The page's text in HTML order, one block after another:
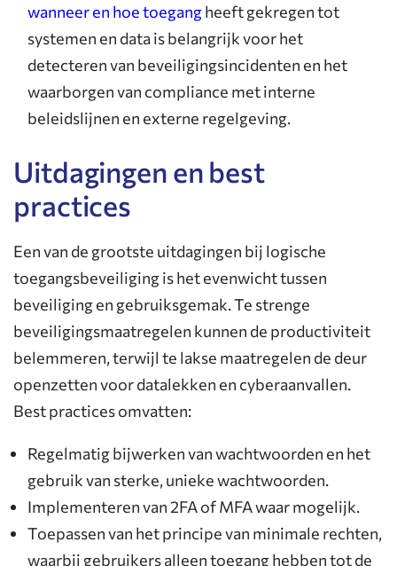
wanneer en hoe toegangheeft gekregen tot
systemen en data is belangrijk voor het
detecteren van beveiligingsincidenten en het
waarborgen van compliance met interne
beleidslijnen en externe regelgeving.
Uitdagingen en best
practices
Een van de grootste uitdagingen bij logische
toegangsbeveiliging is het evenwicht tussen
beveiliging en gebruiksgemak. Te strenge
beveiligingsmaatregelen kunnen de productiviteit
belemmeren, terwijl te lakse maatregelen de deur
openzetten voor datalekken en cyberaanvallen.
Best practices omvatten:
Regelmatig bijwerken van wachtwoorden en het
gebruik van sterke, unieke wachtwoorden.
Implementeren van 2FA of MFA waar mogelijk.
Toepassen van het principe van minimale rechten,
waarbij gebruikers alleen toegang hebben tot de